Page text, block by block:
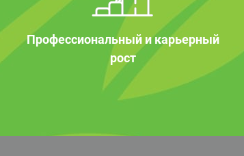
Профессиональный и карьерный
рост